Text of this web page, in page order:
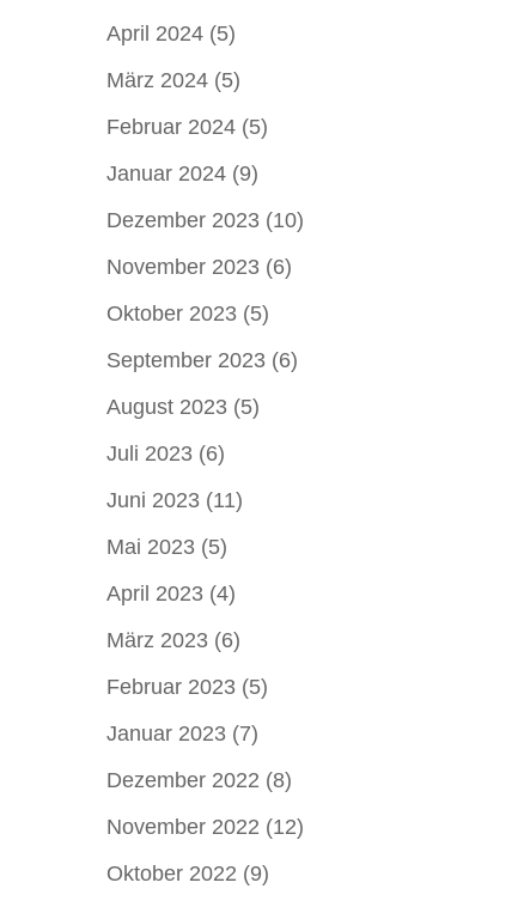
April 2024(5)
März 2024(5)
Februar 2024(5)
Januar 2024(9)
Dezember 2023(10)
November 2023(6)
Oktober 2023(5)
September 2023(6)
August 2023(5)
Juli 2023(6)
Juni 2023(11)
Mai 2023(5)
April 2023(4)
März 2023(6)
Februar 2023(5)
Januar 2023(7)
Dezember 2022 (8)
November 2022 (12)
Oktober 2022 (9)